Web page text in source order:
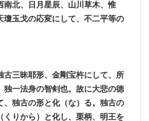
南北、日月星辰、山川草木、惟
瓊玉戈の応変にして、不二平等の
古三昧耶形、金剛宝杵にして、所
独一法身の智剣也。故に大悲の徳
、独古の形と化（な）る。独古の
くりから）と化し、栗柄、明王を